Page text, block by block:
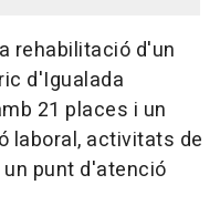
rehabilitació d'un
d'Igualada
21 places i un
laboral, activitats de
punt d'atenció